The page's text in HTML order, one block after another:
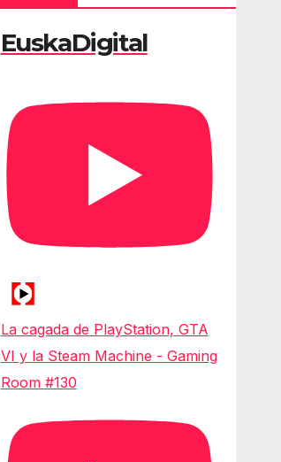
EuskaDigital
La cagada de PlayStation, GTA
VI y la Steam Machine - Gaming
Room #130